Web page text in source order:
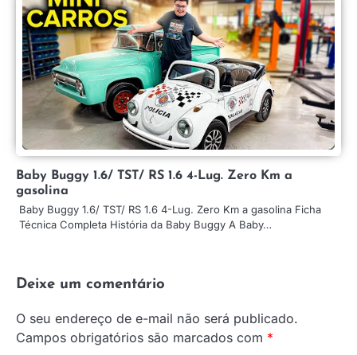
Baby Buggy 1.6/ TST/ RS 1.6 4-Lug. Zero Km a
gasolina
Baby Buggy 1.6/ TST/ RS 1.6 4-Lug. Zero Km a gasolina Ficha
Técnica Completa História da Baby Buggy A Baby…
Deixe um comentário
O seu endereço de e-mail não será publicado.
Campos obrigatórios são marcados com *